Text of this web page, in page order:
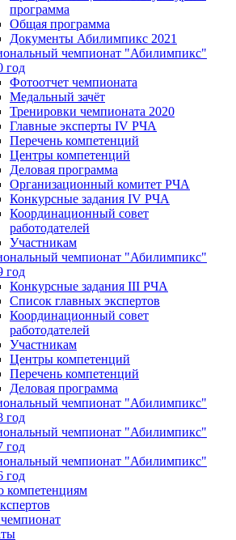
программа
Общая программа
Документы Абилимпикс 2021
чемпионат "Абилимпикс"
год
Фотоотчет чемпионата
Медальный зачёт
Тренировки чемпионата 2020
Главные эксперты IV РЧА
Перечень компетенций
Центры компетенций
Деловая программа
Организационный комитет РЧА
Конкурсные задания IV РЧА
Координационный совет
работодателей
Участникам
чемпионат "Абилимпикс"
год
Конкурсные задания III РЧА
Список главных экспертов
Координационный совет
работодателей
Участникам
Центры компетенций
Перечень компетенций
Деловая программа
чемпионат "Абилимпикс"
год
чемпионат "Абилимпикс"
год
чемпионат "Абилимпикс"
год
компетенциям